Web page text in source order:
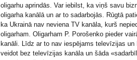
oligarhu aprindās. Var iebilst, ka viņš savu
oligarha kanālā un ar to sadarbojās. Rūgtā
ka Ukrainā nav neviena TV kanāla, kurš
oligarham. Oligarham P. Porošenko pieder
kanāli. Līdz ar to nav iespējams televīzijas un
veidot bez televīzijas kanāla un šāda